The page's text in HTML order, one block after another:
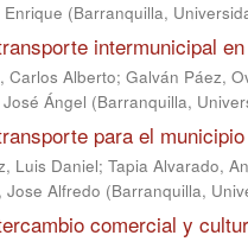
(Barranquilla,
intermunicipal
Carlos Alberto; Galván Páez,
Ángel (Barranquilla,
para el
Luis Daniel; Tapia Alvarado,
Jose Alfredo (Barranquilla,
comercial y